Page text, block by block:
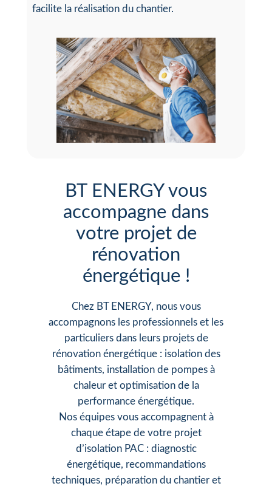
facilite la réalisation du chantier.
BT ENERGY vous
accompagne dans
votre projet de
rénovation
énergétique !
Chez BT ENERGY, nous vous
accompagnons les professionnels et les
particuliers dans leurs projets de
rénovation énergétique : isolation des
bâtiments, installation de pompes à
chaleur et optimisation de la
performance énergétique.
Nos équipes vous accompagnent à
chaque étape de votre projet
d’isolation PAC : diagnostic
énergétique, recommandations
techniques, préparation du chantier et